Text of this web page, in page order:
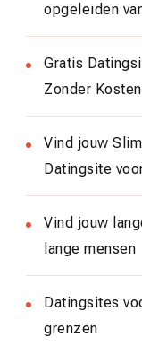
opgeleiden
Gratis
Zonder Kosten
Vind jouw
Datingsite
Vind jouw
lange mensen
Datingsites
grenzen